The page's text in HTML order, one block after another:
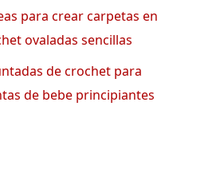
para crear carpetas en
ovaladas sencillas
de crochet para
de bebe principiantes